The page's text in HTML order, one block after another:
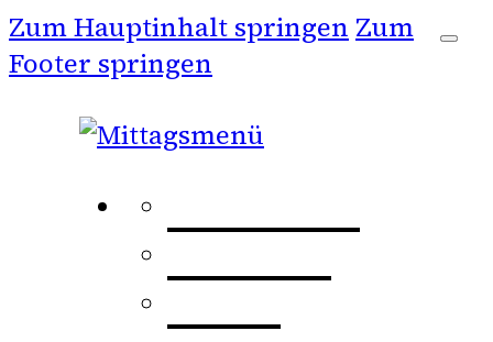
Zum Hauptinhalt springen Zum
Footer springen